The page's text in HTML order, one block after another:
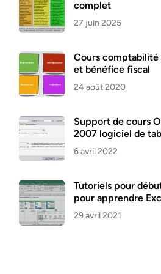
complet
27 juin 2025
Cours
et bénéfice fiscal
24 août 2020
Support de cours
2007 logiciel de
6 avril 2022
Tutoriels pour
pour apprendre
29 avril 2021